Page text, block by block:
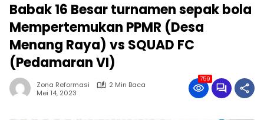
Babak 16 Besar turnamen sepak bola
Mempertemukan PPMR (Desa
Menang Raya) vs SQUAD FC
(Pedamaran VI)
Zona Reformasi
2 Min Baca
Mei 14, 2023
759